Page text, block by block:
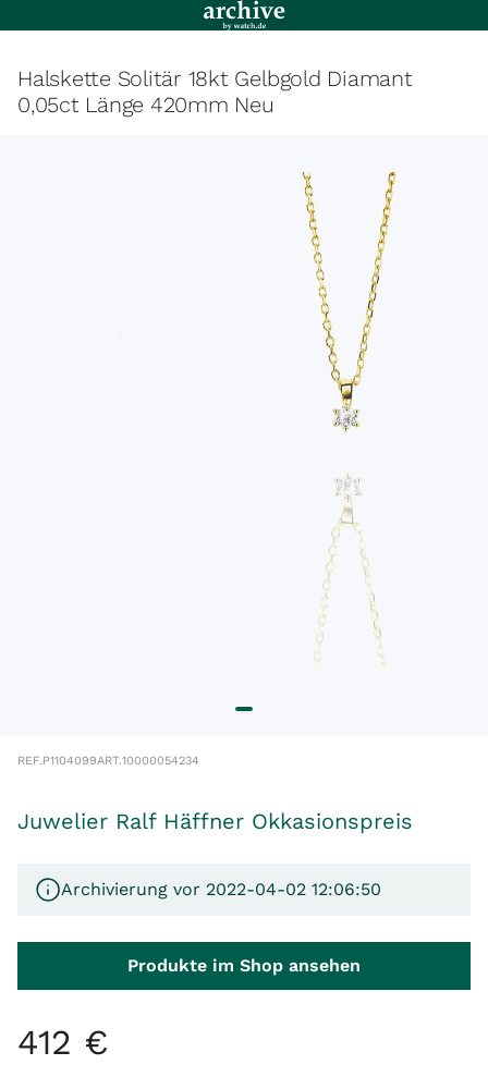
Halskette Solitär 18kt Gelbgold Diamant
0,05ct Länge 420mm Neu
REF.P1104099ART.10000054234
Juwelier Ralf Häffner Okkasionspreis
Archivierung vor 2022-04-02 12:06:50
Produkte im Shop ansehen
412 €